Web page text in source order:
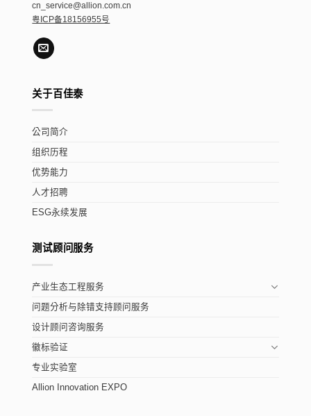
cn_service@allion.com.cn
粤ICP备18156955号
关于百佳泰
公司简介
组织历程
优势能力
人才招聘
ESG永续发展
测试顾问服务
产业生态工程服务
问题分析与除错支持顾问服务
设计顾问咨询服务
徽标验证
专业实验室
Allion Innovation EXPO